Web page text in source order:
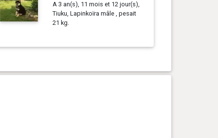
A 3 an(s), 11 mois et 12 jour(s),
Tiuku, Lapinkoïra mâle , pesait
21 kg.